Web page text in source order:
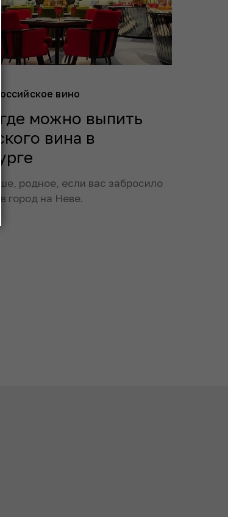
российское вино
можно выпить
вина в
родное, если вас забросило
город на Неве.